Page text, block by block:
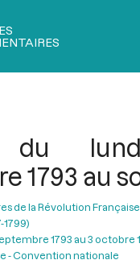
du
1793 au
de la Révolution Française
1799)
1793 au 3 octobre
- Convention nationale